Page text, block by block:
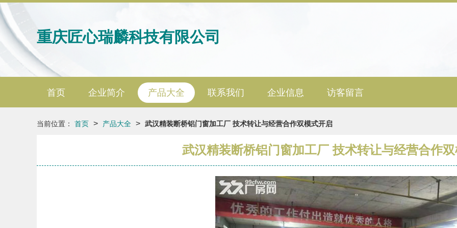
重庆匠心瑞麟科技有限公司
首页 企业简介 产品大全 联系我们 企业信息 访客留言
当前位置： 首页 > 产品大全 > 武汉精装断桥铝门窗加工厂 技术转让与经营合作双模式开启
武汉精装断桥铝门窗加工厂 技术转让与经营合作